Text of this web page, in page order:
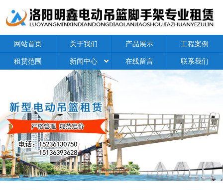
网站首页 关于我们 产品展示 工程案例
租赁范围 新闻中心 在线留言 联系我们